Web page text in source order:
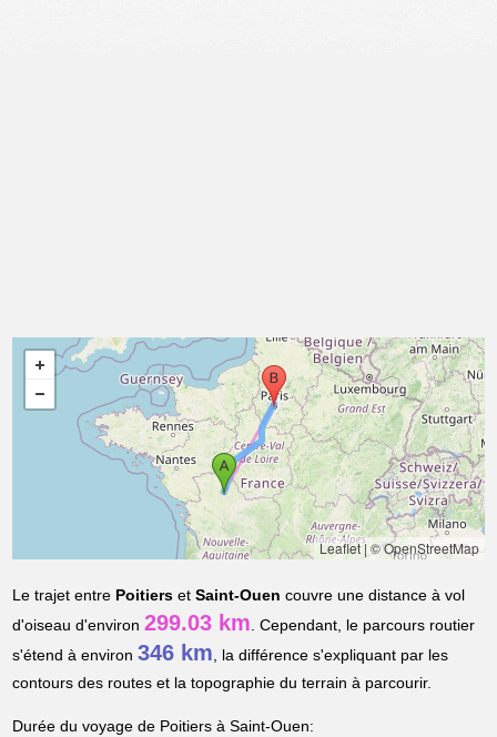
Leaflet| © OpenStreetMap
Le trajet entre Poitiers etSaint-Ouen couvre une distance à vol
d'oiseau d'environ299.03 km. Cependant, le parcours routier
s'étend à environ346 km, la différence s'expliquant par les
contours des routes et la topographie du terrain à parcourir.
Durée du voyage de Poitiers à Saint-Ouen: